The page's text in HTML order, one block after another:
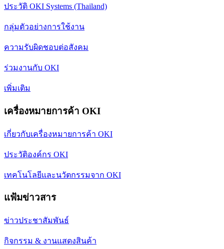
ประวัติ OKI Systems (Thailand)
กลุ่มตัวอย่างการใช้งาน
ความรับผิดชอบต่อสังคม
ร่วมงานกับ OKI
เพิ่มเติม
เครื่องหมายการค้า OKI
เกี่ยวกับเครื่องหมายการค้า OKI
ประวัติองค์กร OKI
เทคโนโลยีและนวัตกรรมจาก OKI
แฟ้มข่าวสาร
ข่าวประชาสัมพันธ์
กิจกรรม & งานแสดงสินค้า